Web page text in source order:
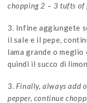
chopping 2 – 3 tufts of
3. Infine aggiungete
il sale e il pepe,
lama grande o meglio
quindi il succo di
3. Finally, always add
pepper, continue